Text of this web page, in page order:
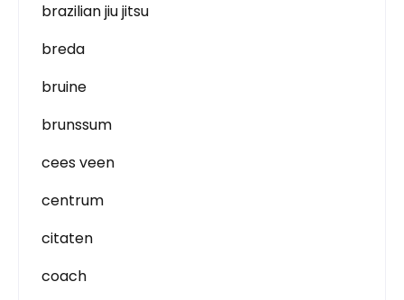
brazilian jiu jitsu
breda
bruine
brunssum
cees veen
centrum
citaten
coach